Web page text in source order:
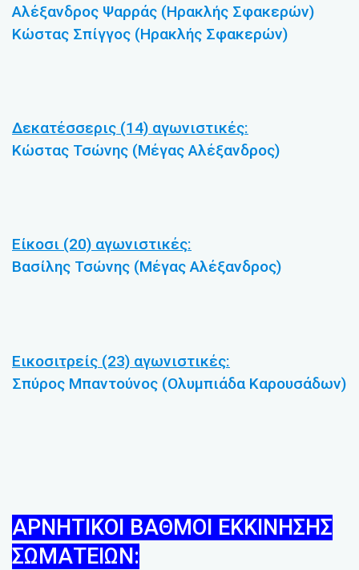
Αλέξανδρος Ψαρράς (Ηρακλής Σφακερών)
Κώστας Σπίγγος (Ηρακλής Σφακερών)
Δεκατέσσερις (14) αγωνιστικές:
Κώστας Τσώνης (Μέγας Αλέξανδρος)
Είκοσι (20) αγωνιστικές:
Βασίλης Τσώνης (Μέγας Αλέξανδρος)
Εικοσιτρείς (23) αγωνιστικές:
Σπύρος Μπαντούνος (Ολυμπιάδα Καρουσάδων)
ΑΡΝΗΤΙΚΟΙ ΒΑΘΜΟΙ ΕΚΚΙΝΗΣΗΣ
ΣΩΜΑΤΕΙΩΝ: